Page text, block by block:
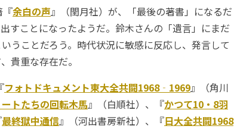
『余白の声』（閏月社）が、「最後の著書」になるだ
すことになったようだ。鈴木さんの「遺言」にまだ
うことだろう。時代状況に敏感に反応し、発言して
貴重な存在だ。
フォトドキュメント東大全共闘1968‐1969』（角川
トたちの回転木馬』（白順社）、『かつて10・8羽
最終獄中通信』（河出書房新社）、『日大全共闘1968